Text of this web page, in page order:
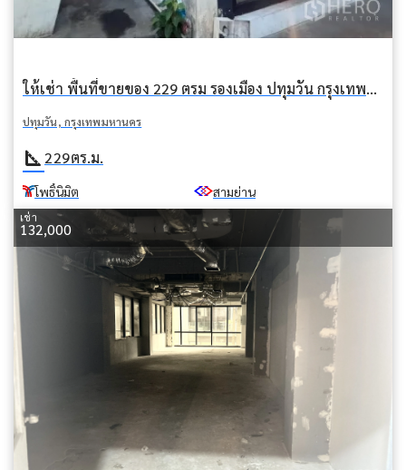
ให้เช่า พื้นที่ขายของ 229 ตรม รองเมือง ปทุมวัน กรุงเทพมหานคร BTS โพธิ์นิมิต
ปทุมวัน, กรุงเทพมหานคร
square_foot 229ตร.ม.
โพธิ์นิมิต สามย่าน
เช่า
132,000